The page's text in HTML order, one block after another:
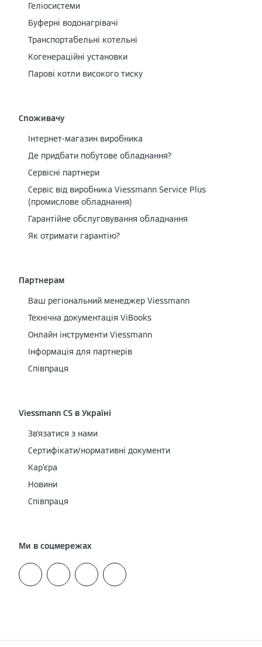
Геліосистеми
Буферні водонагрівачі
Транспортабельні котельні
Когенераційні установки
Парові котли високого тиску
Споживачу
Інтернет-магазин виробника
Де придбати побутове обладнання?
Сервісні партнери
Cервіс від виробника Viessmann Service Plus
(промислове обладнання)
Гарантійне обслуговування обладнання
Як отримати гарантію?
Партнерам
Ваш регіональний менеджер Viessmann
Технічна документація ViBooks
Онлайн інструменти Viessmann
Інформація для партнерів
Співпраця
Viessmann CS в Україні
Зв'язатися з нами
Сертифікати/нормативні документи
Кар’єра
Новини
Співпраця
Ми в соцмережах